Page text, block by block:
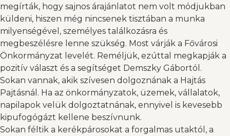
megírták, hogy sajnos árajánlatot nem volt módjukban
küldeni, hiszen még nincsenek tisztában a munka
milyenségével, személyes találkozásra és
megbeszélésre lenne szükség. Most várják a Fővárosi
Önkormányzat levelét. Reméljük, ezúttal megkapják a
pozitív választ és a segítséget Demszky Gábortól.
Sokan vannak, akik szívesen dolgoznának a Hajtás
Pajtásnál. Ha az önkormányzatok, üzemek, vállalatok,
napilapok velük dolgoztatnának, ennyivel is kevesebb
kipufogógázt kellene beszívnunk.
Sokan féltik a kerékpárosokat a forgalmas utaktól, a